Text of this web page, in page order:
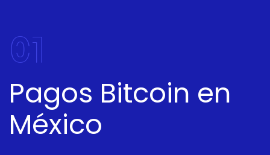
01
Pagos Bitcoin en
México